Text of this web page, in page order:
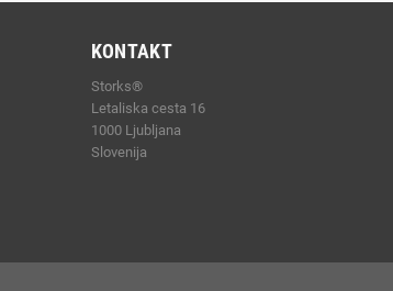
KONTAKT
Storks®
Letaliska cesta 16
1000 Ljubljana
Slovenija